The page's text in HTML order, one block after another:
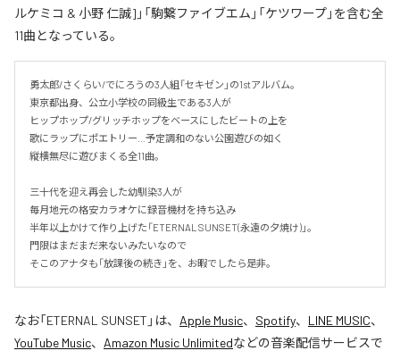
ルケミコ & 小野 仁誠]」「駒繋ファイブエム」「ケツワープ」を含む全
11曲となっている。
勇太郎/さくらい/でにろうの3人組「セキゼン」の1stアルバム。
東京都出身、公立小学校の同級生である3人が
ヒップホップ/グリッチホップをベースにしたビートの上を
歌にラップにポエトリー…予定調和のない公園遊びの如く
縦横無尽に遊びまくる全11曲。
三十代を迎え再会した幼馴染3人が
毎月地元の格安カラオケに録音機材を持ち込み
半年以上かけて作り上げた「ETERNAL SUNSET(永遠の夕焼け)」。
門限はまだまだ来ないみたいなので
そこのアナタも「放課後の続き」を、お暇でしたら是非。
なお「ETERNAL SUNSET 」は、 Apple Music、 Spotify、 LINE MUSIC、
YouTube Music、 Amazon Music Unlimitedなどの音楽配信サービスで